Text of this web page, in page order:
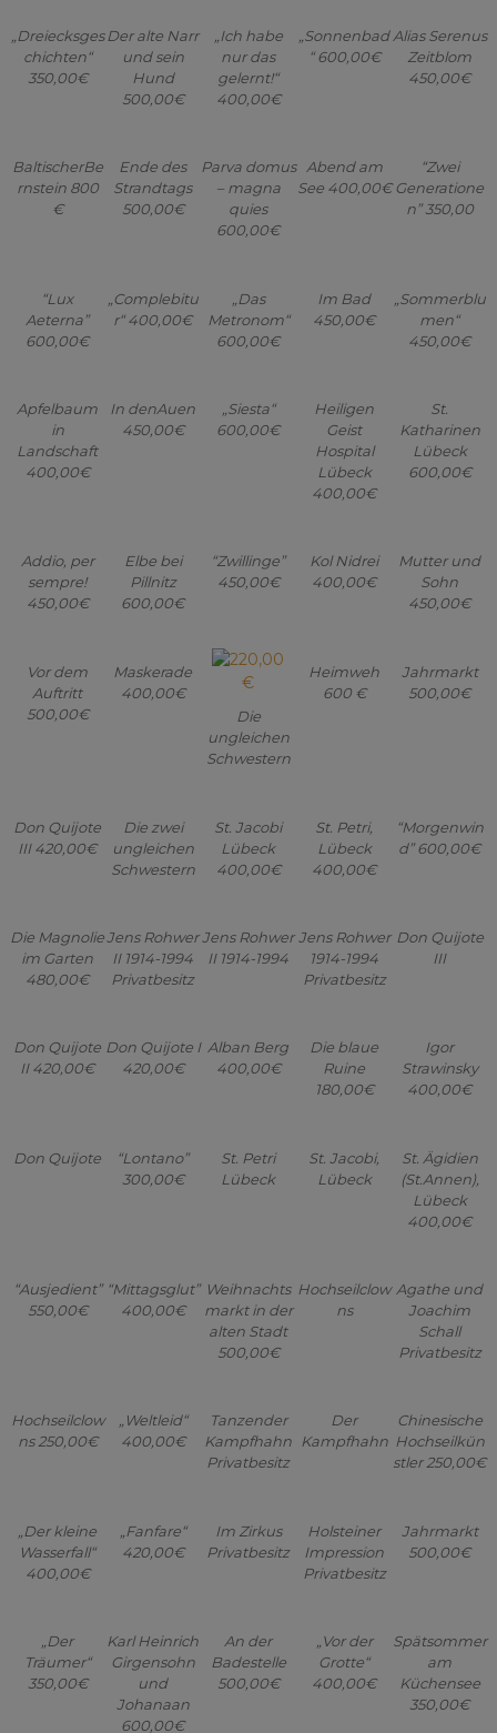
„Dreiecksges
chichten“
350,00€
Der alte Narr
und sein
Hund
500,00€
„Ich habe
nur das
gelernt!“
400,00€
„Sonnenbad
“ 600,00€
Alias Serenus
Zeitblom
450,00€
BaltischerBe
rnstein 800
€
Ende des
Strandtags
500,00€
Parva domus
– magna
quies
600,00€
Abend am
See 400,00€
“Zwei
Generatione
n” 350,00
“Lux
Aeterna”
600,00€
„Complebitu
r“ 400,00€
„Das
Metronom“
600,00€
Im Bad
450,00€
„Sommerblu
men“
450,00€
Apfelbaum
in
Landschaft
400,00€
In denAuen
450,00€
„Siesta“
600,00€
Heiligen
Geist
Hospital
Lübeck
400,00€
St.
Katharinen
Lübeck
600,00€
Addio, per
sempre!
450,00€
Elbe bei
Pillnitz
600,00€
“Zwillinge”
450,00€
Kol Nidrei
400,00€
Mutter und
Sohn
450,00€
Vor dem
Auftritt
500,00€
Maskerade
400,00€
Die
ungleichen
Schwestern
Heimweh
600 €
Jahrmarkt
500,00€
Don Quijote
III 420,00€
Die zwei
ungleichen
Schwestern
St. Jacobi
Lübeck
400,00€
St. Petri,
Lübeck
400,00€
“Morgenwin
d” 600,00€
Die Magnolie
im Garten
480,00€
Jens Rohwer
II 1914-1994
Privatbesitz
Jens Rohwer
II 1914-1994
Jens Rohwer
1914-1994
Privatbesitz
Don Quijote
III
Don Quijote
II 420,00€
Don Quijote I
420,00€
Alban Berg
400,00€
Die blaue
Ruine
180,00€
Igor
Strawinsky
400,00€
Don Quijote
“Lontano”
300,00€
St. Petri
Lübeck
St. Jacobi,
Lübeck
St. Ägidien
(St.Annen),
Lübeck
400,00€
“Ausjedient”
550,00€
“Mittagsglut”
400,00€
Weihnachts
markt in der
alten Stadt
500,00€
Hochseilclow
ns
Agathe und
Joachim
Schall
Privatbesitz
Hochseilclow
ns 250,00€
„Weltleid“
400,00€
Tanzender
Kampfhahn
Privatbesitz
Der
Kampfhahn
Chinesische
Hochseilkün
stler 250,00€
„Der kleine
Wasserfall“
400,00€
„Fanfare“
420,00€
Im Zirkus
Privatbesitz
Holsteiner
Impression
Privatbesitz
Jahrmarkt
500,00€
„Der
Träumer“
350,00€
Karl Heinrich
Girgensohn
und
Johanaan
600,00€
An der
Badestelle
500,00€
„Vor der
Grotte“
400,00€
Spätsommer
am
Küchensee
350,00€